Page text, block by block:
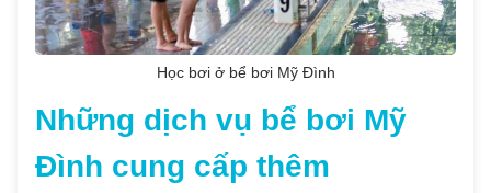
Học bơi ở bể bơi Mỹ Đình
Những dịch vụ bể bơi Mỹ
Đình cung cấp thêm